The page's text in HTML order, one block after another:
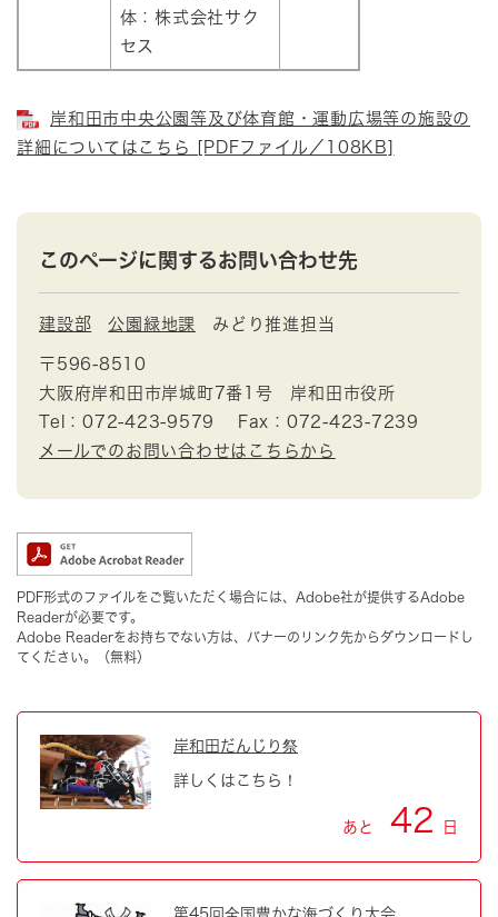
体：株式会社サク
セス
岸和田市中央公園等及び体育館・運動広場等の施設の
詳細についてはこちら [PDFファイル／108KB]
このページに関するお問い合わせ先
建設部 公園緑地課 みどり推進担当
〒596-8510
大阪府岸和田市岸城町7番1号 岸和田市役所
Tel：072-423-9579
Fax：072-423-7239
メールでのお問い合わせはこちらから
PDF形式のファイルをご覧いただく場合には、Adobe社が提供するAdobe
Readerが必要です。
Adobe Readerをお持ちでない方は、バナーのリンク先からダウンロードし
てください。（無料）
岸和田だんじり祭
詳しくはこちら！
あと 42 日
第45回全国豊かな海づくり大会